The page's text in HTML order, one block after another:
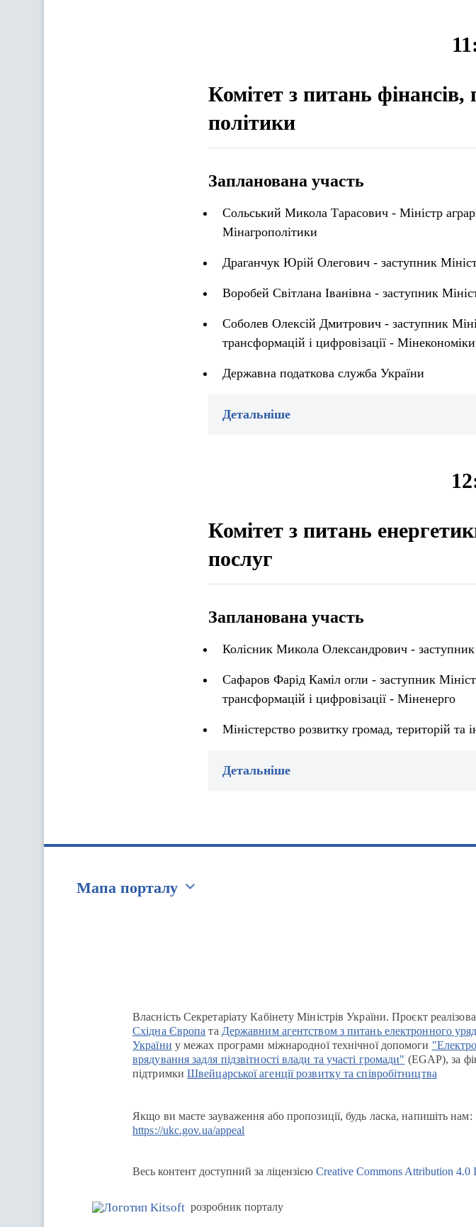
Комітет з питань фінансів,
політики
Запланована участь
Сольський Микола Тарасович - Міністр
Мінагрополітики
Драганчук Юрій Олегович - заступник
Воробей Світлана Іванівна - заступник
Соболев Олексій Дмитрович - заступник
трансформацій і цифровізації - Мінекономіки
Державна податкова служба України
Детальніше
Комітет з питань
послуг
Запланована участь
Колісник Микола Олександрович -
Сафаров Фарід Каміл огли - заступник
трансформацій і цифровізації - Міненерго
Міністерство розвитку громад, територій та
Детальніше
Мапа порталу
Власність Секретаріату Кабінету Міністрів України. Проєкт
Східна Європа та Державним агентством з питань електронного
України у межах програми міжнародної технічної допомоги
врядування задля підзвітності влади та участі громади" (EGAP), за
підтримки Швейцарської агенції розвитку та співробітництва
Якщо ви маєте зауваження або пропозиції, будь ласка, напишіть нам:
https://ukc.gov.ua/appeal
Весь контент доступний за ліцензією Creative Commons Attribution 4.0
розробник порталу